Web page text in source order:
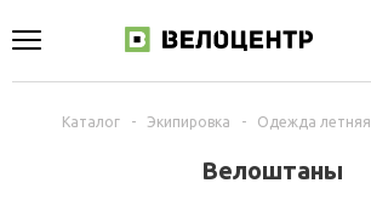
Каталог - Экипировка - Одежда летняя
Велоштаны